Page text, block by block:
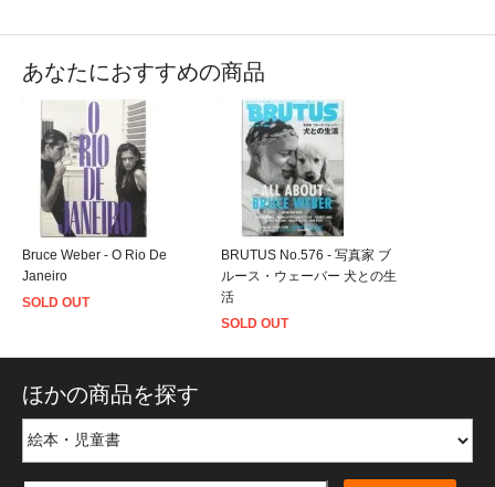
あなたにおすすめの商品
Bruce Weber - O Rio De
Janeiro
SOLD OUT
BRUTUS No.576 - 写真家 ブ
ルース・ウェーバー 犬との生
活
SOLD OUT
ほかの商品を探す